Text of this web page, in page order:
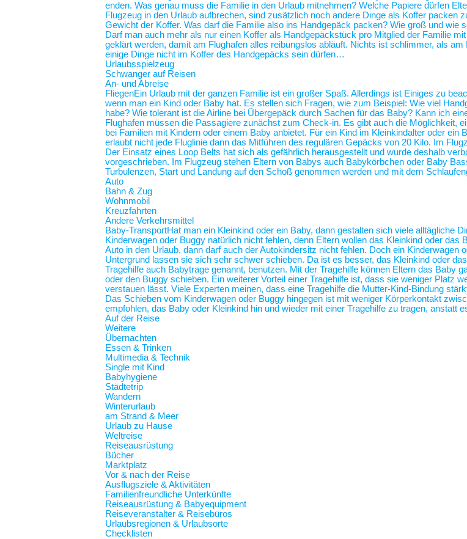
enden. Was genau muss die Familie in den Urlaub mitnehmen? Welche Papiere dürfen
Flugzeug in den Urlaub aufbrechen, sind zusätzlich noch andere Dinge als Koffer packen
Gewicht der Koffer. Was darf die Familie also ins Handgepäck packen? Wie groß und
Darf man auch mehr als nur einen Koffer als Handgepäckstück pro Mitglied der Familie
geklärt werden, damit am Flughafen alles reibungslos abläuft. Nichts ist schlimmer, als
einige Dinge nicht im Koffer des Handgepäcks sein dürfen…
Urlaubsspielzeug
Schwanger auf Reisen
An- und Abreise
FliegenEin Urlaub mit der ganzen Familie ist ein großer Spaß. Allerdings ist Einiges zu
wenn man ein Kind oder Baby hat. Es stellen sich Fragen, wie zum Beispiel: Wie viel
habe? Wie tolerant ist die Airline bei Übergepäck durch Sachen für das Baby? Kann ich
Flughafen müssen die Passagiere zunächst zum Check-in. Es gibt auch die Möglichkeit,
bei Familien mit Kindern oder einem Baby anbietet. Für ein Kind im Kleinkindalter oder
erlaubt nicht jede Fluglinie dann das Mitführen des regulären Gepäcks von 20 Kilo. Im
Der Einsatz eines Loop Belts hat sich als gefährlich herausgestellt und wurde deshalb
vorgeschrieben. Im Flugzeug stehen Eltern von Babys auch Babykörbchen oder Baby
Turbulenzen, Start und Landung auf den Schoß genommen werden und mit dem
Auto
Bahn & Zug
Wohnmobil
Kreuzfahrten
Andere Verkehrsmittel
Baby-TransportHat man ein Kleinkind oder ein Baby, dann gestalten sich viele alltägliche
Kinderwagen oder Buggy natürlich nicht fehlen, denn Eltern wollen das Kleinkind oder
Auto in den Urlaub, dann darf auch der Autokindersitz nicht fehlen. Doch ein
Untergrund lassen sie sich sehr schwer schieben. Da ist es besser, das Kleinkind oder
Tragehilfe auch Babytrage genannt, benutzen. Mit der Tragehilfe können Eltern das Baby
oder den Buggy schieben. Ein weiterer Vorteil einer Tragehilfe ist, dass sie weniger Platz
verstauen lässt. Viele Experten meinen, dass eine Tragehilfe die Mutter-Kind-Bindung
Das Schieben vom Kinderwagen oder Buggy hingegen ist mit weniger Körperkontakt
empfohlen, das Baby oder Kleinkind hin und wieder mit einer Tragehilfe zu tragen, anstatt
Auf der Reise
Weitere
Übernachten
Essen & Trinken
Multimedia & Technik
Single mit Kind
Babyhygiene
Städtetrip
Wandern
Winterurlaub
am Strand & Meer
Urlaub zu Hause
Weltreise
Reiseausrüstung
Bücher
Marktplatz
Vor & nach der Reise
Ausflugsziele & Aktivitäten
Familienfreundliche Unterkünfte
Reiseausrüstung & Babyequipment
Reiseveranstalter & Reisebüros
Urlaubsregionen & Urlaubsorte
Checklisten